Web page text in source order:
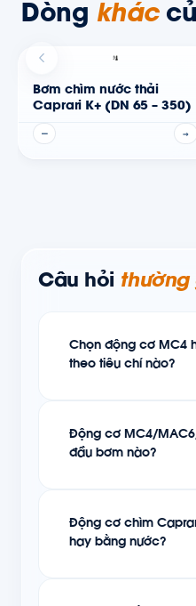
Dòng khác
Bơm chìm nước thải
Caprari K+ (DN 65 – 350)
— →
Câu hỏi thường
Chọn động cơ MC4
theo tiêu chí nào?
Động cơ MC4/
đầu bơm nào?
Động cơ chìm
hay bằng nước?